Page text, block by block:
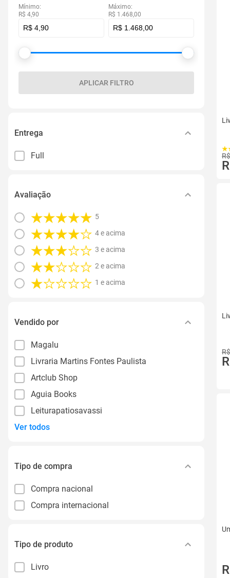
Mínimo:
R$ 4,90
Máximo:
R$ 1.468,00
APLICAR FILTRO
Entrega
Full
Avaliação
5
4 e acima
3 e acima
2 e acima
1 e acima
Vendido por
Magalu
Livraria Martins Fontes Paulista
Artclub Shop
Aguia Books
Leiturapatiosavassi
Ver todos
Tipo de compra
Compra nacional
Compra internacional
Tipo de produto
Livro